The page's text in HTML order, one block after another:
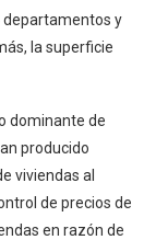
departamentos y
la superficie
dominante de
producido
viviendas al
de precios de
en razón de